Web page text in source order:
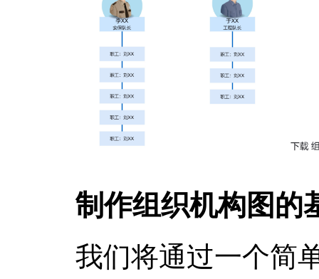
制作组织机构图的
我们将通过一个简